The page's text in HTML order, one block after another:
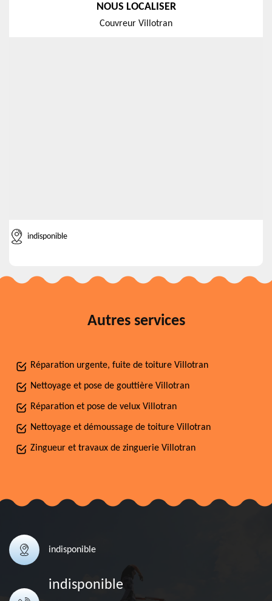
NOUS LOCALISER
Couvreur Villotran
indisponible
Autres services
Réparation urgente, fuite de toiture Villotran
Nettoyage et pose de gouttière Villotran
Réparation et pose de velux Villotran
Nettoyage et démoussage de toiture Villotran
Zingueur et travaux de zinguerie Villotran
indisponible
indisponible